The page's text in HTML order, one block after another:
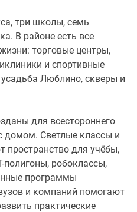
три школы, семь
В районе есть все
торговые центры,
и спортивные
Люблино, скверы и
для всестороннего
домом. Светлые классы и
пространство для учёбы,
полигоны, робоклассы,
программы
и компаний помогают
практические